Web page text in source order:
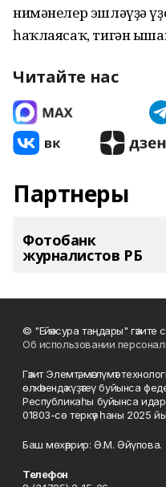
нимәнелер эшләүҙә
һаҡлаясаҡ, тигән
Читайте нас
Партнеры
Фотобанк
журналистов РБ
© "Ейәнсура таңдары"
Об использовании
Гәзит Элемтә, мәғлүмәт
өлкәһендә күҙәтеү буйынса
Республикаһы буйынса
01803-сө теркәү һаны 2025
Баш мөхәррир: Ә.М. Әйүпова.
Телефон